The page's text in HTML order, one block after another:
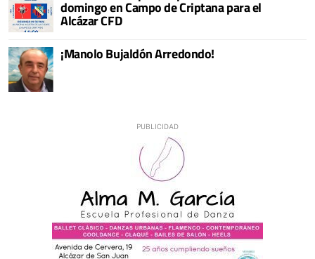
domingo en Campo de Criptana para el
Alcázar CFD
¡Manolo Bujaldón Arredondo!